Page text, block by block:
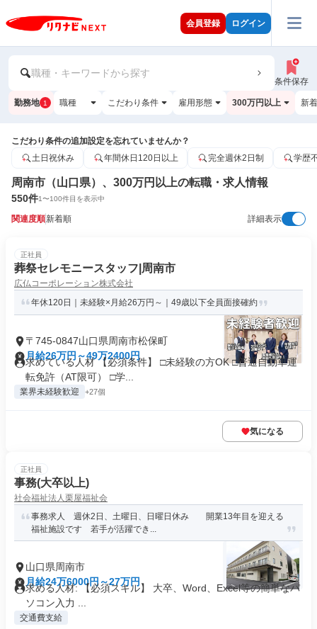
会員登録 ログイン
職種・キーワードから探す
条件保存
勤務地 1 職種 こだわり条件 雇用形態 300万円以上 新
こだわり条件の追加設定を忘れていませんか？
土日祝休み
年間休日120日以上 完全週休2日制 学歴
周南市（山口県）、300万円以上の転職・求人情報
550件1〜100件目を表示中
関連度順新着順 詳細表示
正社員
葬祭セレモニースタッフ|周南市
広仏コーポレーション株式会社
年休120日｜未経験×月給26万円～｜49歳以下全員面接確約
〒745-0847山口県周南市松保町
月給26万円～49万2400円
求めている人材 【必須条件】 □未経験の方OK □普通自動車運
転免許（AT限可） □学...
業界未経験歓迎 +27個
気になる
正社員
事務(大卒以上)
社会福祉法人栗屋福祉会
事務求人 週休2日、土曜日、日曜日休み 開業13年目を迎える
福祉施設です 若手が活躍でき...
山口県周南市
月給24万6000円～27万円
求める人材: 【必須スキル】 大卒、Word、Excel等の簡単なパ
ソコン入力 ...
交通費支給